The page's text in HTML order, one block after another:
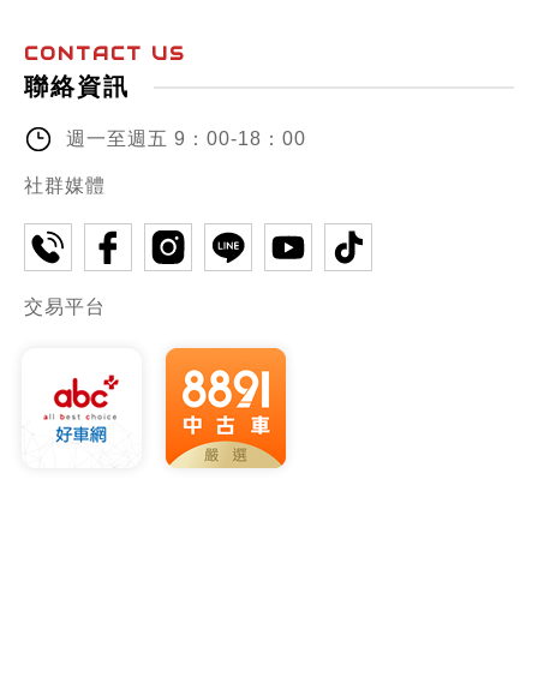
CONTACT US
聯絡資訊
週一至週五 9：00-18：00
社群媒體
交易平台